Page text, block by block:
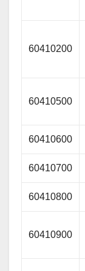
60410200
60410500
60410600
60410700
60410800
60410900